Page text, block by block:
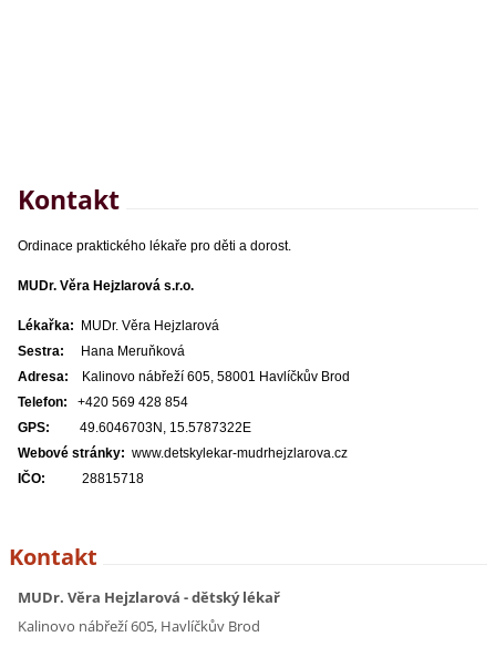
Kontakt
Ordinace praktického lékaře pro děti a dorost.
MUDr. Věra Hejzlarová s.r.o.
Lékařka:
MUDr. Věra Hejzlarová
Sestra:
Hana Meruňková
Adresa:
Kalinovo nábřeží 605, 58001 Havlíčkův Brod
Telefon:+420 569 428 854
GPS:49.6046703N, 15.5787322E
Webové stránky:www.detskylekar-mudrhejzlarova.cz
IČO:
28815718
Kontakt
MUDr. Věra Hejzlarová - dětský lékař
Kalinovo nábřeží 605, Havlíčkův Brod